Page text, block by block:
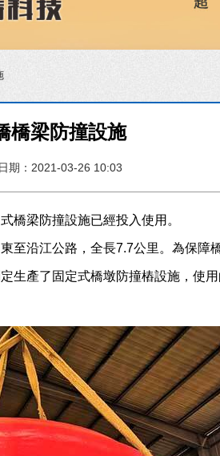
橋梁防撞設施
期：2021-03-26 10:03
橋梁防撞設施已經投入使用。
至沿江公路，全長7.7公里。為保障
生產了固定式橋墩防撞樁設施，使